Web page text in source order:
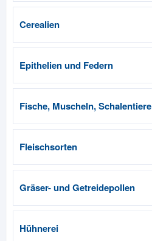
Cerealien
Epithelien und Federn
Fische, Muscheln, Schalentiere
Fleischsorten
Gräser- und Getreidepollen
Hühnerei